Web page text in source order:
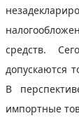
средств.
допускаются
В
импортные